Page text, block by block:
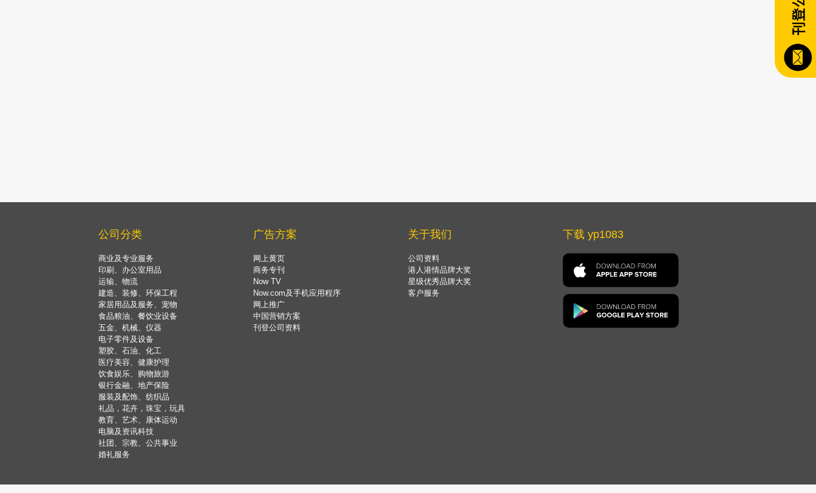
公司分类
商业及专业服务
印刷、办公室用品
运输、物流
建造、装修、环保工程
家居用品及服务、宠物
食品粮油、餐饮业设备
五金、机械、仪器
电子零件及设备
塑胶、石油、化工
医疗美容、健康护理
饮食娱乐、购物旅游
银行金融、地产保险
服装及配饰、纺织品
礼品，花卉，珠宝，玩具
教育、艺术、康体运动
电脑及资讯科技
社团、宗教、公共事业
婚礼服务
广告方案
网上黄页
商务专刊
Now TV
Now.com及手机应用程序
网上推广
中国营销方案
刊登公司资料
关于我们
公司资料
港人港情品牌大奖
星级优秀品牌大奖
客户服务
下载 yp1083